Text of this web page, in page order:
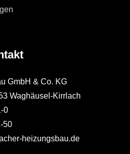
GmbH & Co. KG
Waghäusel-Kirrlach
0
50
heizungsbau.de